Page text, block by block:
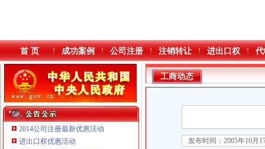
首 页 成功案例 公司注册 注销转让 进出口权
2014公司注册最新优惠活动
进出口权优惠活动
工商动态
发布时间：2005年10月